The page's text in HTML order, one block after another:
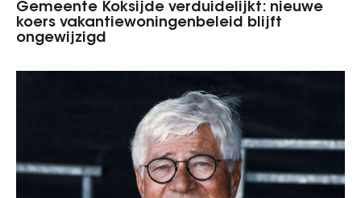
Gemeente Koksijde verduidelijkt: nieuwe
koers vakantiewoningenbeleid blijft
ongewijzigd